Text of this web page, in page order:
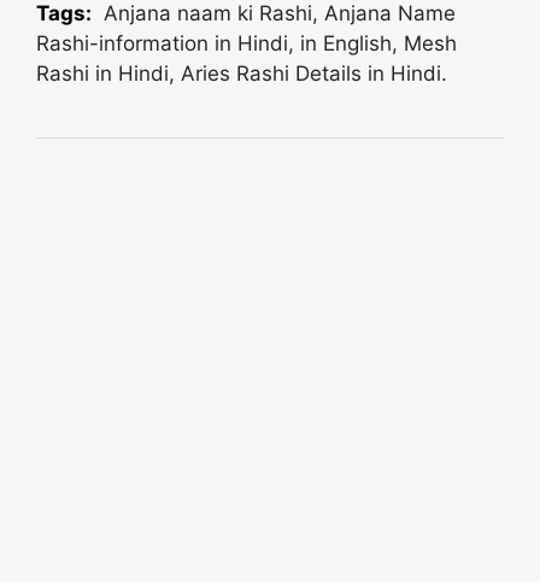
Tags: Anjana naam ki Rashi, Anjana Name
Rashi-information in Hindi, in English, Mesh
Rashi in Hindi, Aries Rashi Details in Hindi.